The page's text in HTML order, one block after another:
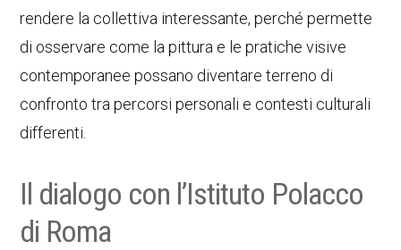
rendere la collettiva interessante, perché permette
di osservare come la pittura e le pratiche visive
contemporanee possano diventare terreno di
confronto tra percorsi personali e contesti culturali
differenti.
Il dialogo con l’Istituto Polacco
di Roma